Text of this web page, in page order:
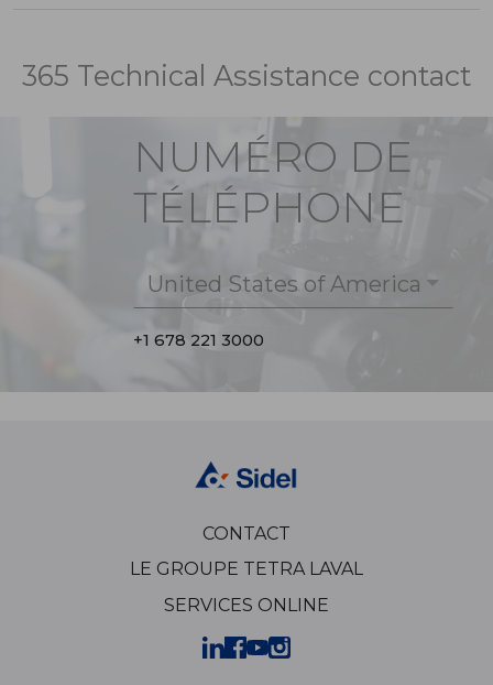
365 Technical Assistance contact
NUMÉRO DE
TÉLÉPHONE
United States of America
+1 678 221 3000
CONTACT
LE GROUPE TETRA LAVAL
SERVICES ONLINE